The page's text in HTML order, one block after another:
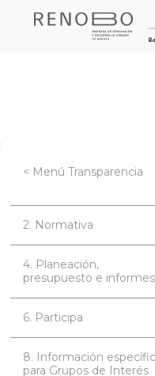
Sitio Web
< Menú Transparencia
2. Normativa
4. Planeación,
presupuesto e informes
6. Participa
8. Información
para Grupos de Interés